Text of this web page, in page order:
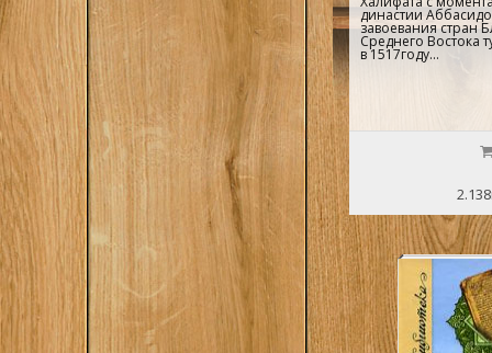
династии
завоевания стран
Среднего Востока
в 1517году...